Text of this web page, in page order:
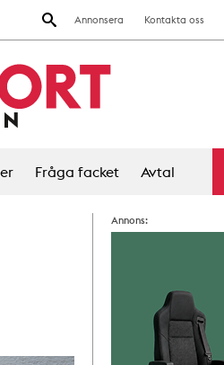
Annonsera Kontakta oss
Fråga facket Avtal
Annons: